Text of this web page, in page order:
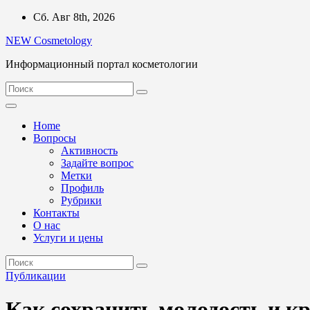
Перейти
содержимому
Сб. Авг 8th, 2026
NEW Cosmetology
Информационный портал косметологии
Home
Вопросы
Активность
Задайте вопрос
Метки
Профиль
Рубрики
Контакты
О нас
Услуги и цены
Публикации